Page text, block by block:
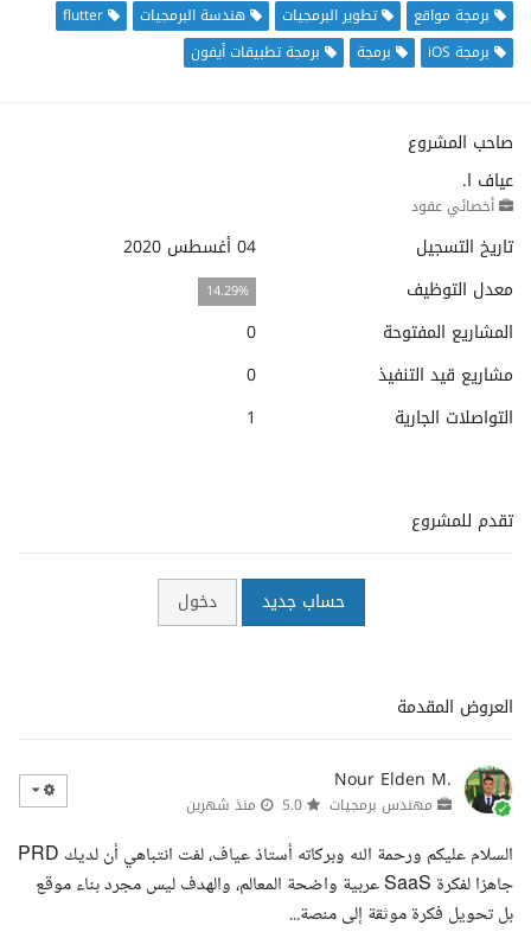
برمجة مواقع
تطوير البرمجيات هندسة البرمجيات
flutter
برمجة iOS
برمجة برمجة تطبيقات أيفون
صاحب المشروع
عياف ا.
أخصائي عقود
تاريخ التسجيل
04 أغسطس 2020
معدل التوظيف
14.29%
المشاريع المفتوحة
0
مشاريع قيد التنفيذ
0
التواصلات الجارية
1
تقدم للمشروع
حساب جديد دخول
العروض المقدمة
Nour Elden M.
مهندس برمجيات منذ شهرين
السلام عليكم ورحمة الله وبركاته أستاذ عياف، لفت انتباهي أن لديك PRD
جاهزا لفكرة SaaS عربية واضحة المعالم، والهدف ليس مجرد بناء موقع
بل تحويل فكرة موثقة إلى منصة...